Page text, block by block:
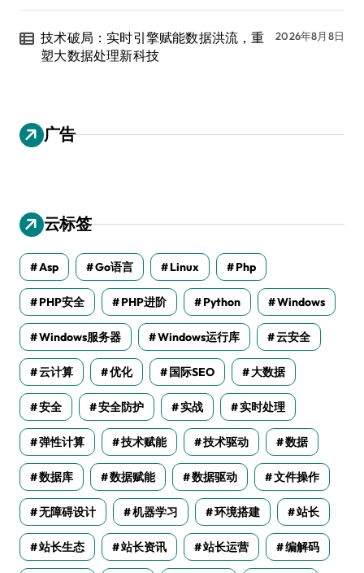
技术破局：实时引擎赋能数据洪流，重
塑大数据处理新科技
2026年8月8日
广告
云标签
Asp Go语言 Linux Php
PHP安全 PHP进阶 Python Windows
Windows服务器 Windows运行库 云安全
云计算 优化 国际SEO 大数据
安全 安全防护 实战 实时处理
弹性计算 技术赋能 技术驱动 数据
数据库 数据赋能 数据驱动 文件操作
无障碍设计 机器学习 环境搭建 站长
站长生态 站长资讯 站长运营 编解码